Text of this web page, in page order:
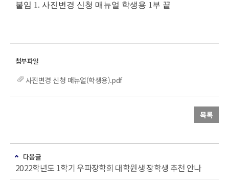
붙임 1. 사진변경 신청 매뉴얼 학생용 1부 끝
사진변경 신청 매뉴얼(학생용).pdf
목록
다음글
2022학년도 1학기 우파장학회 대학원생 장학생 추천 안나